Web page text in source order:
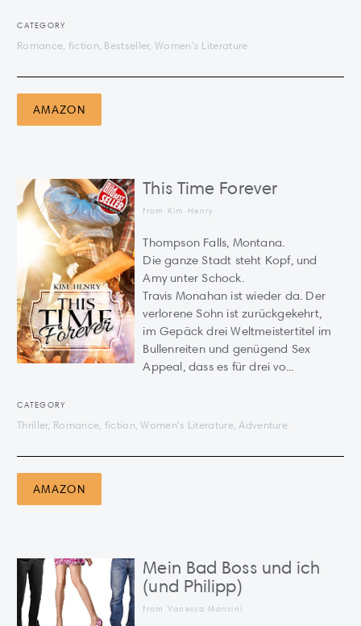
CATEGORY
Romance, fiction, Bestseller, Women's Literature
AMAZON
This Time Forever
from Kim Henry
Thompson Falls, Montana.
Die ganze Stadt steht Kopf, und
Amy unter Schock.
Travis Monahan ist wieder da. Der
verlorene Sohn ist zurückgekehrt,
im Gepäck drei Weltmeistertitel im
Bullenreiten und genügend Sex
Appeal, dass es für drei vo...
CATEGORY
Thriller, Romance, fiction, Women's Literature, Adventure
AMAZON
Mein Bad Boss und ich
(und Philipp)
from Vanessa Mansini